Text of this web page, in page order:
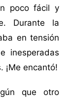
poco fácil y
Durante la
en tensión
inesperadas
¡Me encantó!
que otro